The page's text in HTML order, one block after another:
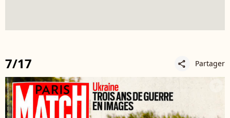
7/17 share Partager